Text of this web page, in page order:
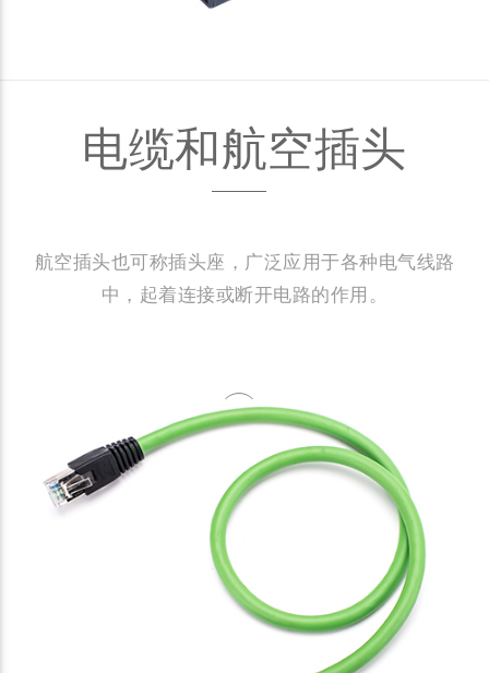
电缆和航空插头
航空插头也可称插头座，广泛应用于各种电气线路
中，起着连接或断开电路的作用。